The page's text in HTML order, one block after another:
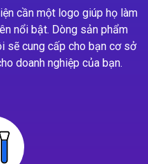
cần một logo giúp họ làm
nổi bật. Dòng sản phẩm
sẽ cung cấp cho bạn cơ sở
doanh nghiệp của bạn.